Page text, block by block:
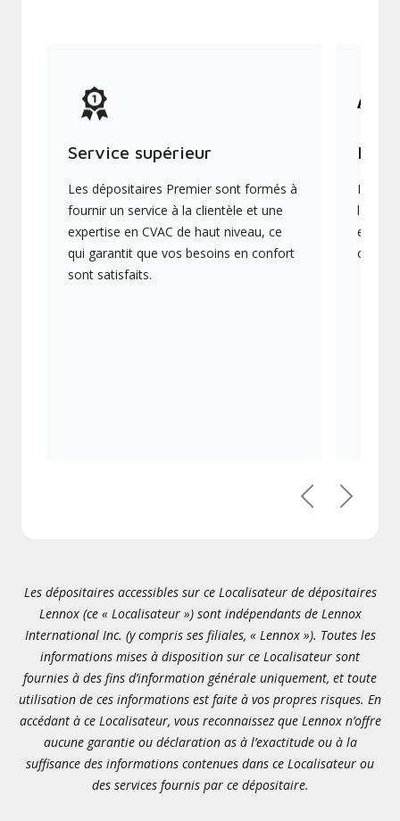
Service supérieur
Les dépositaires Premier sont formés à
fournir un service à la clientèle et une
expertise en CVAC de haut niveau, ce
qui garantit que vos besoins en confort
sont satisfaits.
Ils
les
en
PrécédentSuivant
Les dépositaires accessibles sur ce Localisateur de dépositaires
Lennox (ce « Localisateur ») sont indépendants de Lennox
International Inc. (y compris ses filiales, « Lennox »). Toutes les
informations mises à disposition sur ce Localisateur sont
fournies à des fins d’information générale uniquement, et toute
utilisation de ces informations est faite à vos propres risques. En
accédant à ce Localisateur, vous reconnaissez que Lennox n’offre
aucune garantie ou déclaration as à l’exactitude ou à la
suffisance des informations contenues dans ce Localisateur ou
des services fournis par ce dépositaire.